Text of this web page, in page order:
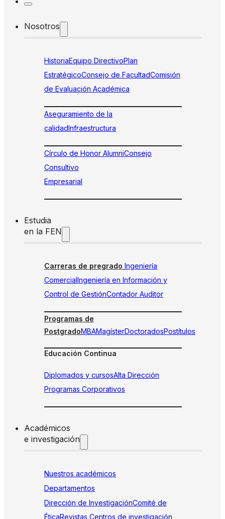
Nosotros
HistoriaEquipo DirectivoPlan
EstratégicoConsejo de FacultadComisión
de Evaluación Académica
Aseguramiento de la
calidadInfraestructura
Círculo de Honor AlumniConsejo
Consultivo
Empresarial
Estudia
en la FEN
Carreras de pregrado Ingeniería
ComercialIngeniería en Información y
Control de GestiónContador Auditor
Programas de
PostgradoMBAMagísterDoctoradosPostítulos
Educación Continua
Diplomados y cursosAlta Dirección
Programas Corporativos
Académicos
e investigación
Nuestros académicos
Departamentos
Dirección de InvestigaciónComité de
ÉticaRevistas Centros de investigación